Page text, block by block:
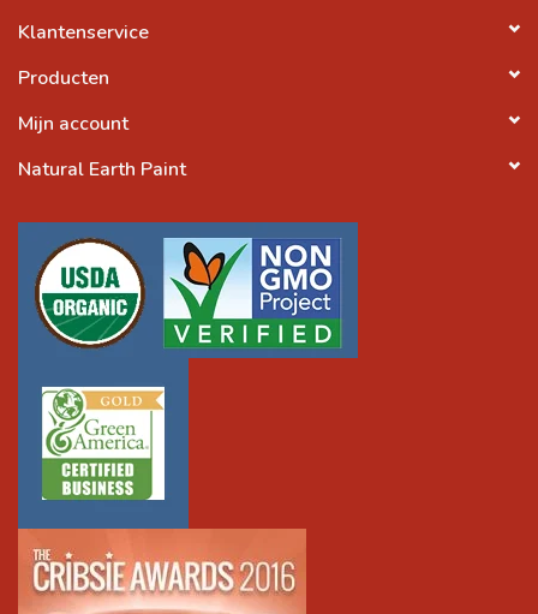
Klantenservice
Producten
Mijn account
Natural Earth Paint